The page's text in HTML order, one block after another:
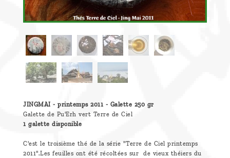
Contactez-
JINGMAI - printemps 2011 - Galette 250 gr
Galette de Pu'Erh vert Terre de Ciel
1 galette disponible
C'est le troisième thé de la série "Terre de Ciel printemps
2011".Les feuilles ont été récoltées sur de vieux théiers du